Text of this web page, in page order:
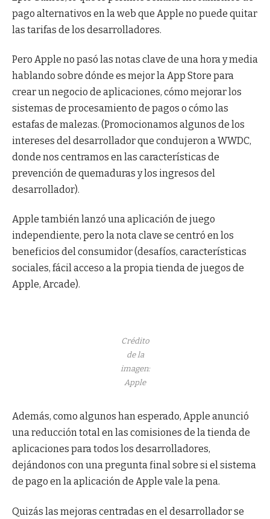
pago alternativos en la web que Apple no puede quitar
las tarifas de los desarrolladores.
Pero Apple no pasó las notas clave de una hora y media
hablando sobre dónde es mejor la App Store para
crear un negocio de aplicaciones, cómo mejorar los
sistemas de procesamiento de pagos o cómo las
estafas de malezas. (Promocionamos algunos de los
intereses del desarrollador que condujeron a WWDC,
donde nos centramos en las características de
prevención de quemaduras y los ingresos del
desarrollador).
Apple también lanzó una aplicación de juego
independiente, pero la nota clave se centró en los
beneficios del consumidor (desafíos, características
sociales, fácil acceso a la propia tienda de juegos de
Apple, Arcade).
Crédito
de la
imagen:
Apple
Además, como algunos han esperado, Apple anunció
una reducción total en las comisiones de la tienda de
aplicaciones para todos los desarrolladores,
dejándonos con una pregunta final sobre si el sistema
de pago en la aplicación de Apple vale la pena.
Quizás las mejoras centradas en el desarrollador se